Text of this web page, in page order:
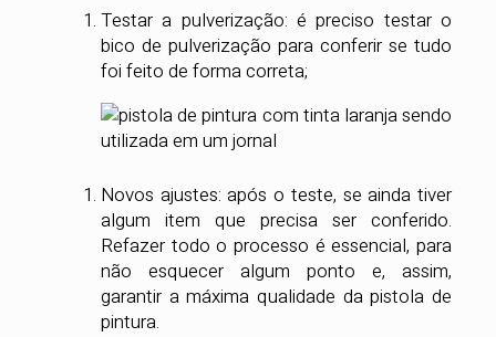
Testar a pulverização: é preciso testar o
bico de pulverização para conferir se tudo
foi feito de forma correta;
Novos ajustes: após o teste, se ainda tiver
algum item que precisa ser conferido.
Refazer todo o processo é essencial, para
não esquecer algum ponto e, assim,
garantir a máxima qualidade da pistola de
pintura.